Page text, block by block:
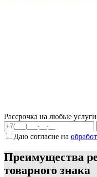
Рассрочка на любые
Даю согласие на
Преимущества
товарного знака